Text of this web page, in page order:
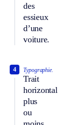
des
essieux
d’une
voiture.
Typographie.
Trait
horizontal
plus
ou
4